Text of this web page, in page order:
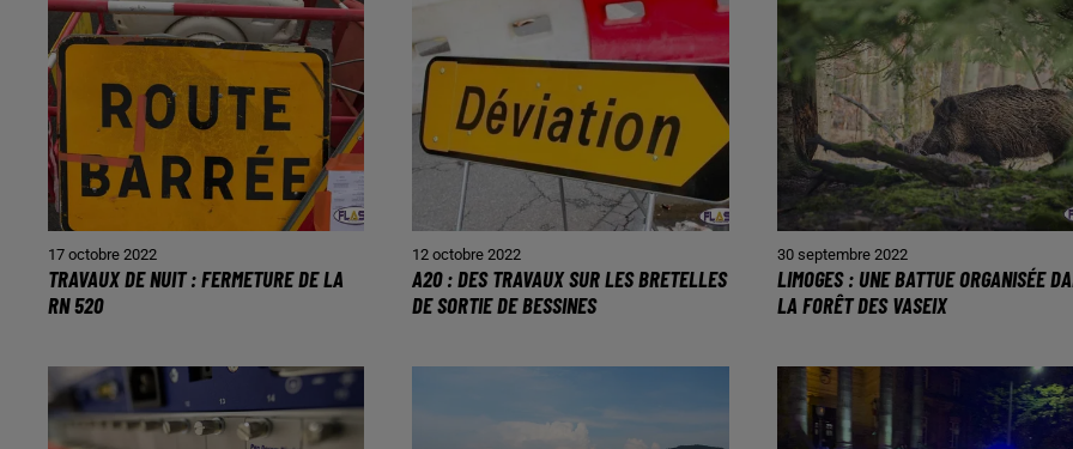
17 octobre 2022
TRAVAUX DE NUIT : FERMETURE DE LA
RN 520
12 octobre 2022
A20 : DES TRAVAUX SUR LES BRETELLES
DE SORTIE DE BESSINES
30 septembre 2022
LIMOGES : UNE BATTUE ORGANISÉE
LA FORÊT DES VASEIX